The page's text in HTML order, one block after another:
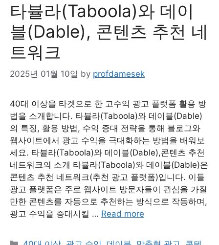
타뷸라(Taboola)와 데이
블(Dable), 콘텐츠 추천 네
트워크
2025년 01월 10일 by profdamesek
40대 이상을 타겟으로 한 고수익 광고 플랫폼 활용 방
법을 소개합니다. 타뷸라(Taboola)와 데이블(Dable)
의 특징, 활용 방법, 수익 증대 전략을 통해 블로그와
웹사이트에서 광고 수익을 극대화하는 방법을 배워보
세요. 타뷸라(Taboola)와 데이블(Dable),콘텐츠 추천
네트워크의 소개 타뷸라(Taboola)와 데이블(Dable)은
콘텐츠 추천 네트워크(추천 광고 플랫폼)입니다. 이들
광고 플랫폼은 주로 웹사이트 방문자들이 관심을 가질
만한 콘텐츠를 자동으로 추천하는 방식으로 작동하며,
광고 수익을 증대시킬 … Read more
Categories